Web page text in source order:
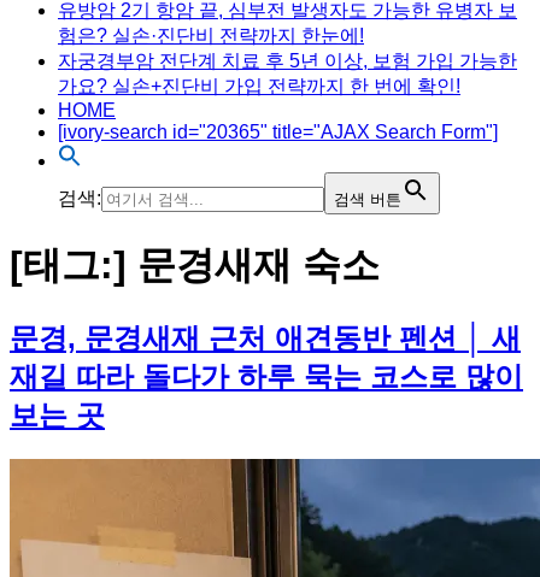
유방암 2기 항암 끝, 심부전 발생자도 가능한 유병자 보
험은? 실손·진단비 전략까지 한눈에!
자궁경부암 전단계 치료 후 5년 이상, 보험 가입 가능한
가요? 실손+진단비 가입 전략까지 한 번에 확인!
HOME
[ivory-search id="20365" title="AJAX Search Form"]
검색: 검색 버튼
[태그:] 문경새재 숙소
문경, 문경새재 근처 애견동반 펜션 │ 새
재길 따라 돌다가 하루 묵는 코스로 많이
보는 곳